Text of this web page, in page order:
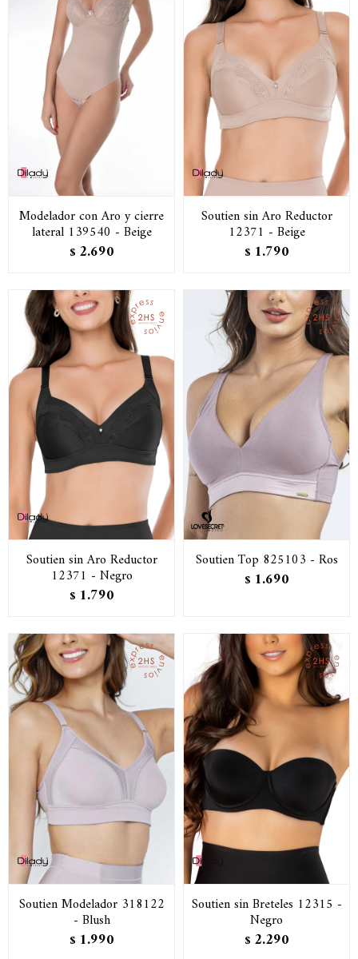
Modelador con Aro y cierre
lateral 139540 - Beige
$ 2.690
Soutien sin Aro Reductor
12371 - Beige
$ 1.790
Soutien sin Aro Reductor
12371 - Negro
$ 1.790
Soutien Top 825103 - Ros
$ 1.690
Soutien Modelador 318122
- Blush
$ 1.990
Soutien sin Breteles 12315 -
Negro
$ 2.290